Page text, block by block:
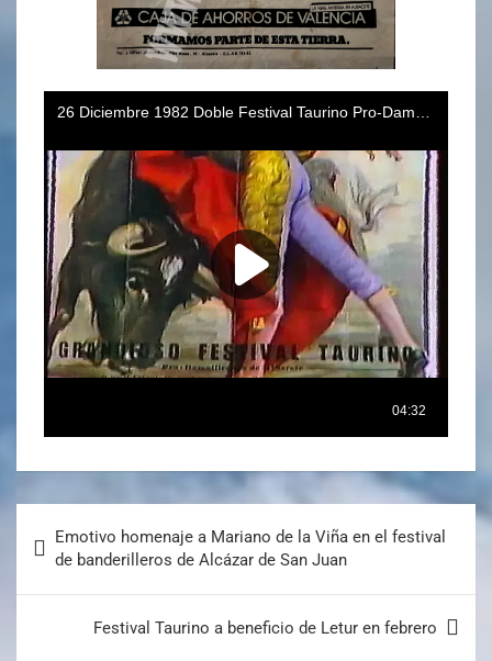
Emotivo homenaje a Mariano de la Viña en el festival
de banderilleros de Alcázar de San Juan
Festival Taurino a beneficio de Letur en febrero